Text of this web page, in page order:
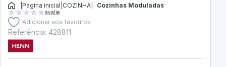
Página inicial COZINHA Cozinhas Moduladas
avalie
Adicionar aos favoritos
Referência: 428811